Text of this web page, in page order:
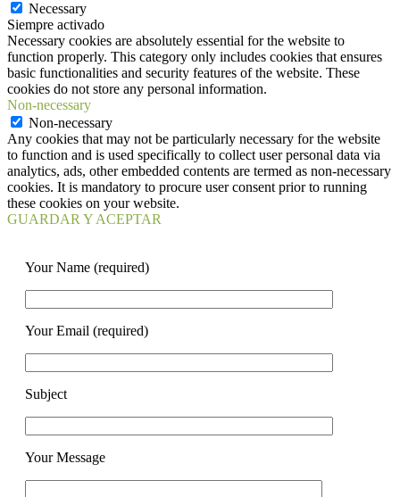
Necessary
Siempre activado
Necessary cookies are absolutely essential for the website to
function properly. This category only includes cookies that ensures
basic functionalities and security features of the website. These
cookies do not store any personal information.
Non-necessary
Non-necessary
Any cookies that may not be particularly necessary for the website
to function and is used specifically to collect user personal data via
analytics, ads, other embedded contents are termed as non-necessary
cookies. It is mandatory to procure user consent prior to running
these cookies on your website.
GUARDAR Y ACEPTAR
Your Name (required)
Your Email (required)
Subject
Your Message